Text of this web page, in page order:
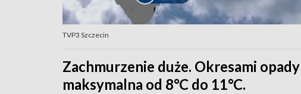
TVP3 Szczecin
Zachmurzenie duże. Okresami
maksymalna od 8°C do 11°C.